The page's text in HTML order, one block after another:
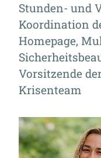
Stunden- und
Koordination
Homepage,
Vorsitzende
Krisenteam